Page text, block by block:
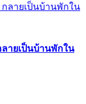
ลายเป็นบ้านพักใน